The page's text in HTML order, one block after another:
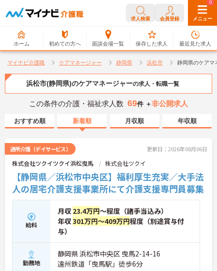
求人検索 会員登録 メニュー
ホーム 初めての方へ 面談会場一覧
0
保存した求人
0
最近見た求人
マイナビ介護職 ケアマネージャー 静岡県 浜松市 静岡県のケアマ
浜松市(静岡県)のケアマネージャーの求人・転職一覧
この条件の介護・福祉求人数 69件 ＋非公開求人
おすすめ順 新着順 月収順 年収順
通所介護（デイサービス） 更新日：2026年08月06日
株式会社ツクイツクイ浜松曳馬 株式会社ツクイ
【静岡県／浜松市中央区】福利厚生充実／大手法
人の居宅介護支援事業所にて介護支援専門員募集
給料
月収 23.4万円～程度（諸手当込み）
年収301万円～409万円程度（別途賞与付
与）
勤務地
静岡県 浜松市中央区 曳馬2-14-16
遠州鉄道「曳馬駅」徒歩6分